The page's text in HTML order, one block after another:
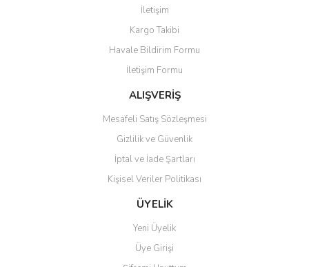
İletişim
Kargo Takibi
Havale Bildirim Formu
İletişim Formu
ALIŞVERİŞ
Mesafeli Satış Sözleşmesi
Gizlilik ve Güvenlik
İptal ve İade Şartları
Kişisel Veriler Politikası
ÜYELİK
Yeni Üyelik
Üye Girişi